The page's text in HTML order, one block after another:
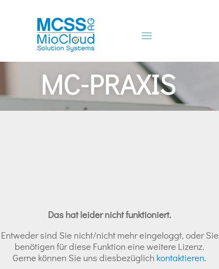
Das hat leider nicht funktioniert.
Entweder sind Sie nicht/nicht mehr eingeloggt, oder Sie
benötigen für diese Funktion eine weitere Lizenz.
Gerne können Sie uns diesbezüglich kontaktieren.